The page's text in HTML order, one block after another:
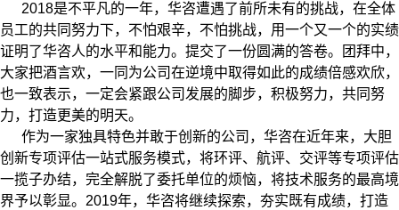
2018是不平凡的一年，华咨遭遇了前所未有的挑战，在全体
员工的共同努力下，不怕艰辛，不怕挑战，用一个又一个的实绩
证明了华咨人的水平和能力。提交了一份圆满的答卷。团拜中，
大家把酒言欢，一同为公司在逆境中取得如此的成绩倍感欢欣，
也一致表示，一定会紧跟公司发展的脚步，积极努力，共同努
力，打造更美的明天。
作为一家独具特色并敢于创新的公司，华咨在近年来，大胆
创新专项评估一站式服务模式，将环评、航评、交评等专项评估
一揽子办结，完全解脱了委托单位的烦恼，将技术服务的最高境
界予以彰显。2019年，华咨将继续探索，夯实既有成绩，打造